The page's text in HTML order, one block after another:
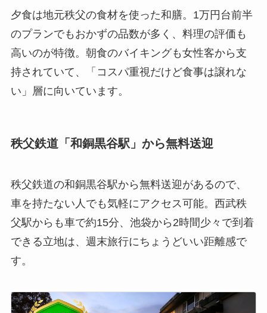
夕食は地元秩父の食材を使った和膳。1万円台前半
のプランでもおかずの品数が多く、料理の評価も
高いのが特徴。朝食のバイキングも女性客から支
持されていて、「コスパ重視だけど食事は譲れな
い」層に向いています。
秩父鉄道「和銅黒谷駅」から無料送迎
秩父鉄道の和銅黒谷駅から無料送迎があるので、
車を持たない人でも気軽にアクセス可能。西武秩
父駅からも車で約15分、池袋から2時間少々で到着
できる立地は、週末旅行にちょうどいい距離感で
す。